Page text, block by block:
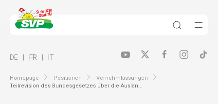
Homepage Positionen
Vernehmlassungen
Teilrevision des Bundesgesetzes über die Auslän...
DE FR IT